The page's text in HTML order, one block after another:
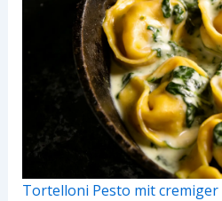
Tortelloni Pesto mit cremiger